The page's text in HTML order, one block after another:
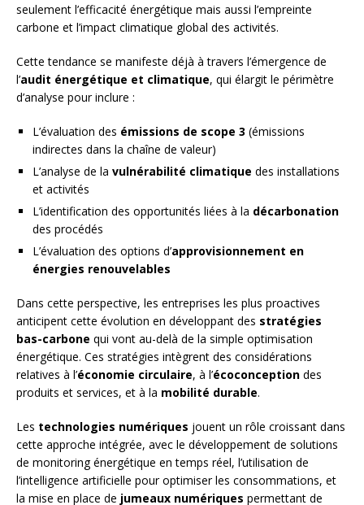
seulement l’efficacité énergétique mais aussi l’empreinte
carbone et l’impact climatique global des activités.
Cette tendance se manifeste déjà à travers l’émergence de
l’audit énergétique et climatique, qui élargit le périmètre
d’analyse pour inclure :
L’évaluation des émissions de scope 3 (émissions
indirectes dans la chaîne de valeur)
L’analyse de la vulnérabilité climatique des installations
et activités
L’identification des opportunités liées à la décarbonation
des procédés
L’évaluation des options d’approvisionnement en
énergies renouvelables
Dans cette perspective, les entreprises les plus proactives
anticipent cette évolution en développant des stratégies
bas-carbone qui vont au-delà de la simple optimisation
énergétique. Ces stratégies intègrent des considérations
relatives à l’économie circulaire, à l’écoconception des
produits et services, et à la mobilité durable.
Les technologies numériques jouent un rôle croissant dans
cette approche intégrée, avec le développement de solutions
de monitoring énergétique en temps réel, l’utilisation de
l’intelligence artificielle pour optimiser les consommations, et
la mise en place de jumeaux numériques permettant de